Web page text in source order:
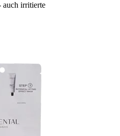
auch irritierte